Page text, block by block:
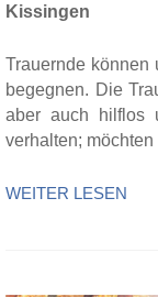
Trauernde können
begegnen. Die
aber auch hilflos
verhalten;
WEITER LESEN